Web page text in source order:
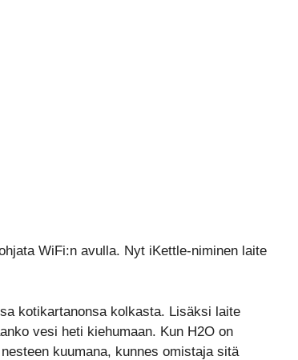
WiFi:n avulla. Nyt iKettle-niminen laite
kotikartanonsa kolkasta. Lisäksi laite
vesi heti kiehumaan. Kun H2O on
kuumana, kunnes omistaja sitä